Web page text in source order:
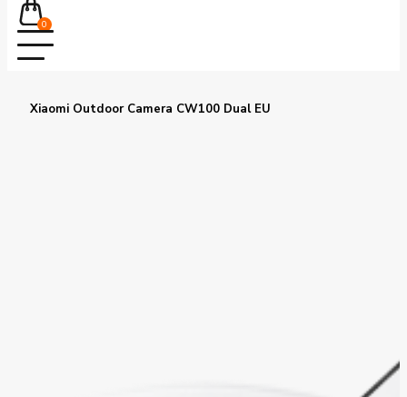
0
Xiaomi Outdoor Camera CW100 Dual EU